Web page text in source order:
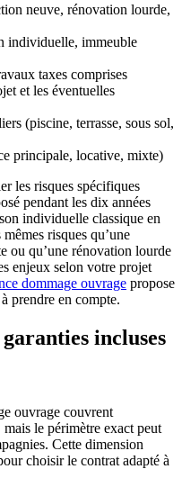
neuve, rénovation lourde,
individuelle, immeuble
taxes comprises
et les éventuelles
(piscine, terrasse, sous sol,
principale, locative, mixte)
les risques spécifiques
pendant les dix années
individuelle classique en
risques qu’une
ou qu’une rénovation lourde
enjeux selon votre projet
dommage ouvrage propose
prendre en compte.
incluses
ouvrage couvrent
le périmètre exact peut
Cette dimension
choisir le contrat adapté à